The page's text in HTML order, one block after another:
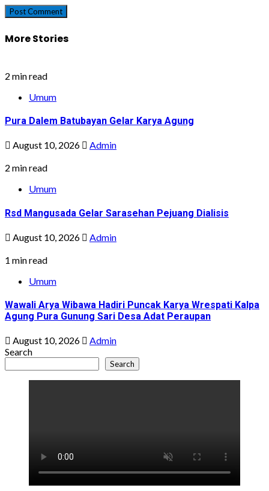
More Stories
2 min read
Umum
Pura Dalem Batubayan Gelar Karya Agung
August 10, 2026
Admin
2 min read
Umum
Rsd Mangusada Gelar Sarasehan Pejuang Dialisis
August 10, 2026
Admin
1 min read
Umum
Wawali Arya Wibawa Hadiri Puncak Karya Wrespati Kalpa
Agung Pura Gunung Sari Desa Adat Peraupan
August 10, 2026
Admin
Search
Search